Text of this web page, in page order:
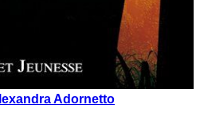
Adornetto